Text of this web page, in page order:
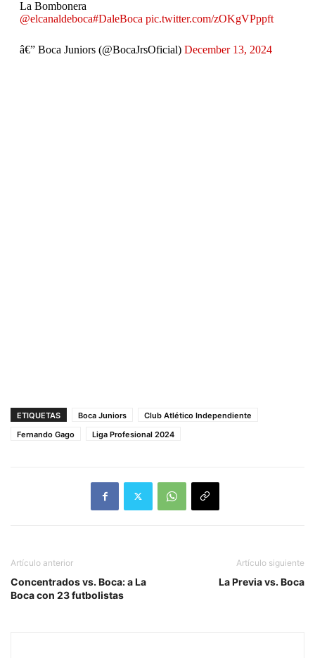
La Bombonera
@elcanaldeboca#DaleBoca pic.twitter.com/zOKgVPppft
â€” Boca Juniors (@BocaJrsOficial) December 13, 2024
ETIQUETAS Boca Juniors
Club Atlético Independiente
Fernando Gago
Liga Profesional 2024
Artículo anterior
Concentrados vs. Boca: a La
Boca con 23 futbolistas
Artículo siguiente
La Previa vs. Boca